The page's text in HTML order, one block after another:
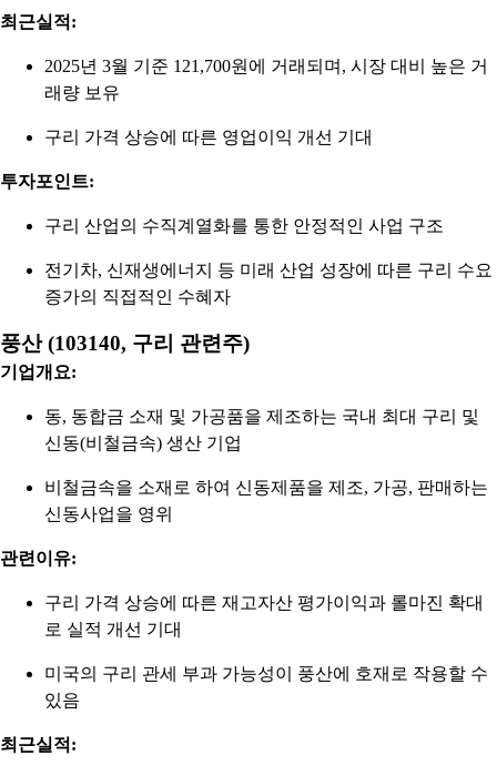
최근실적:
2025년 3월 기준 121,700원에 거래되며, 시장 대비 높은 거
래량 보유
구리 가격 상승에 따른 영업이익 개선 기대
투자포인트:
구리 산업의 수직계열화를 통한 안정적인 사업 구조
전기차, 신재생에너지 등 미래 산업 성장에 따른 구리 수요
증가의 직접적인 수혜자
풍산 (103140, 구리 관련주)
기업개요:
동, 동합금 소재 및 가공품을 제조하는 국내 최대 구리 및
신동(비철금속) 생산 기업
비철금속을 소재로 하여 신동제품을 제조, 가공, 판매하는
신동사업을 영위
관련이유:
구리 가격 상승에 따른 재고자산 평가이익과 롤마진 확대
로 실적 개선 기대
미국의 구리 관세 부과 가능성이 풍산에 호재로 작용할 수
있음
최근실적: